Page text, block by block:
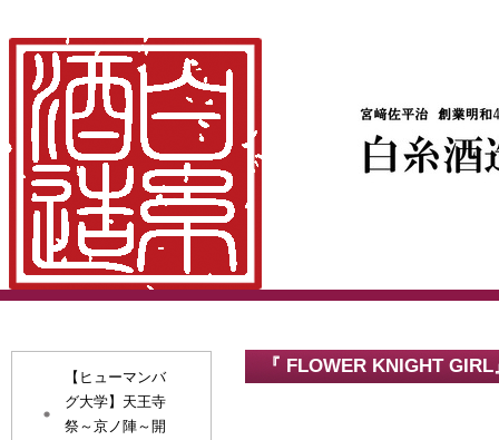
『 FLOWER KNIGHT
【ヒューマンバ
グ大学】天王寺
祭～京ノ陣～開